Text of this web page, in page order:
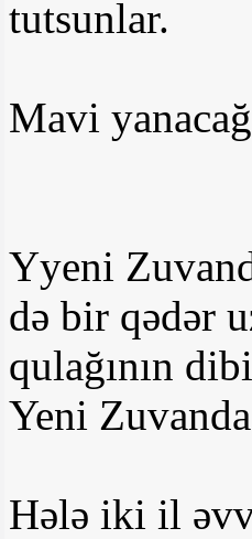
tutsunlar.
Mavi
Yyeni
də bir qədər
qulağının
Yeni
Hələ iki il